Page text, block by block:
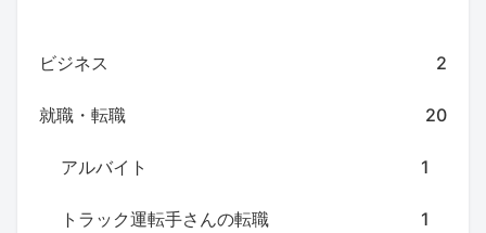
ビジネス 2
就職・転職 20
アルバイト 1
トラック運転手さんの転職 1